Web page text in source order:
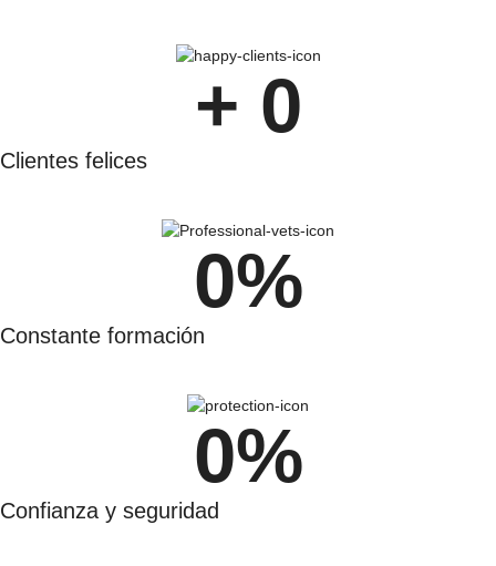
+ 0
Clientes felices
0%
Constante formación
0%
Confianza y seguridad